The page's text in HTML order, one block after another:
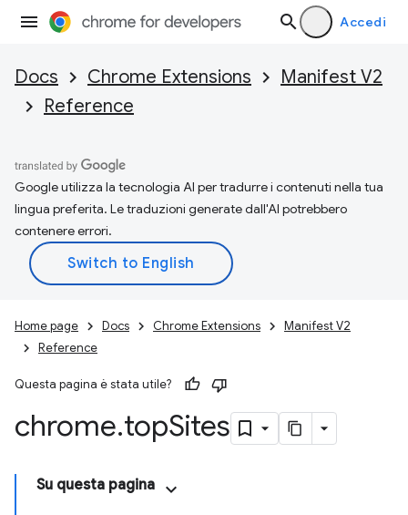
Accedi
Docs Chrome Extensions
Manifest V2
Reference
Google utilizza la tecnologia AI per tradurre i contenuti nella tua
lingua preferita. Le traduzioni generate dall'AI potrebbero
contenere errori.
Home page Docs Chrome Extensions
Manifest V2
Reference
Questa pagina è stata utile?
chrome.topSites
Su questa pagina